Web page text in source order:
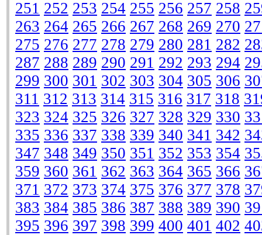
251 252 253 254 255 256 257 258
263 264 265 266 267 268 269 270
275 276 277 278 279 280 281 282
287 288 289 290 291 292 293 294
299 300 301 302 303 304 305 306
311 312 313 314 315 316 317 318
323 324 325 326 327 328 329 330
335 336 337 338 339 340 341 342
347 348 349 350 351 352 353 354
359 360 361 362 363 364 365 366
371 372 373 374 375 376 377 378
383 384 385 386 387 388 389 390
395 396 397 398 399 400 401 402